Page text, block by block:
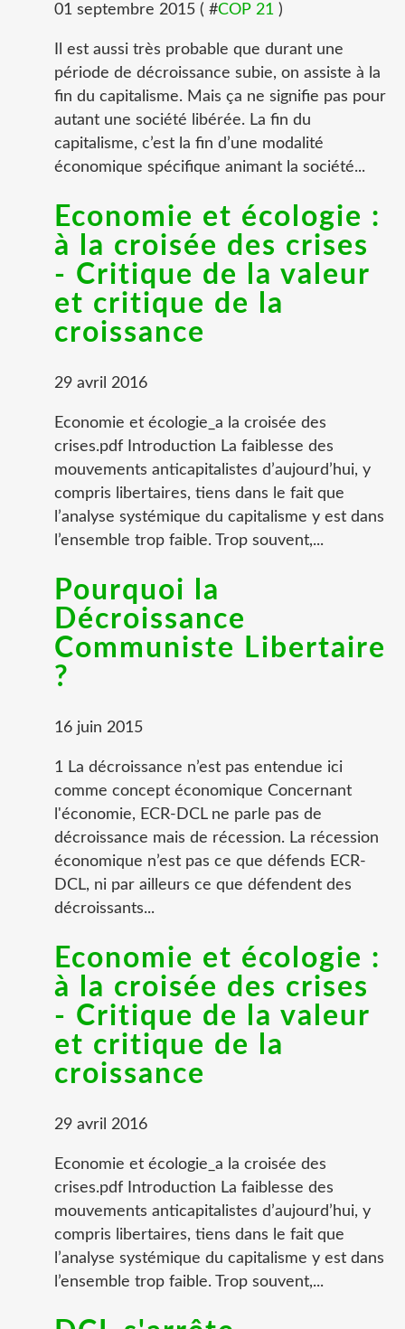
01 septembre 2015 ( #COP 21 )
Il est aussi très probable que durant une
période de décroissance subie, on assiste à la
fin du capitalisme. Mais ça ne signifie pas pour
autant une société libérée. La fin du
capitalisme, c’est la fin d’une modalité
économique spécifique animant la société...
Economie et écologie :
à la croisée des crises
- Critique de la valeur
et critique de la
croissance
29 avril 2016
Economie et écologie_a la croisée des
crises.pdf Introduction La faiblesse des
mouvements anticapitalistes d’aujourd’hui, y
compris libertaires, tiens dans le fait que
l’analyse systémique du capitalisme y est dans
l’ensemble trop faible. Trop souvent,...
Pourquoi la
Décroissance
Communiste Libertaire
?
16 juin 2015
1 La décroissance n’est pas entendue ici
comme concept économique Concernant
l'économie, ECR-DCL ne parle pas de
décroissance mais de récession. La récession
économique n’est pas ce que défends ECR-
DCL, ni par ailleurs ce que défendent des
décroissants...
Economie et écologie :
à la croisée des crises
- Critique de la valeur
et critique de la
croissance
29 avril 2016
Economie et écologie_a la croisée des
crises.pdf Introduction La faiblesse des
mouvements anticapitalistes d’aujourd’hui, y
compris libertaires, tiens dans le fait que
l’analyse systémique du capitalisme y est dans
l’ensemble trop faible. Trop souvent,...